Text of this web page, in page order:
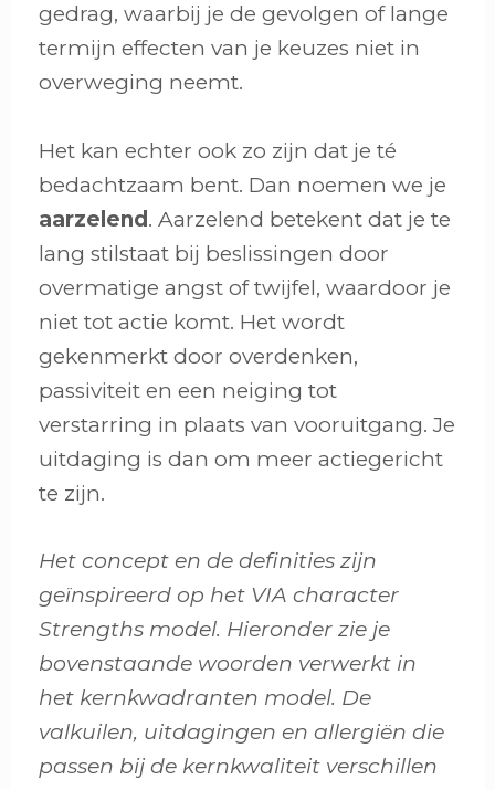
gedrag, waarbij je de gevolgen of lange
termijn effecten van je keuzes niet in
overweging neemt.
Het kan echter ook zo zijn dat je té
bedachtzaam bent. Dan noemen we je
aarzelend .Aarzelend betekent dat je te
lang stilstaat bij beslissingen door
overmatige angst of twijfel, waardoor je
niet tot actie komt. Het wordt
gekenmerkt door overdenken,
passiviteit en een neiging tot
verstarring in plaats van vooruitgang. Je
uitdaging is dan om meer actiegericht
te zijn.
Het concept en de definities zijn
geïnspireerd op het VIA character
Strengths model. Hieronder zie je
bovenstaande woorden verwerkt in
het kernkwadranten model. De
valkuilen, uitdagingen en allergiën die
passen bij de kernkwaliteit verschillen